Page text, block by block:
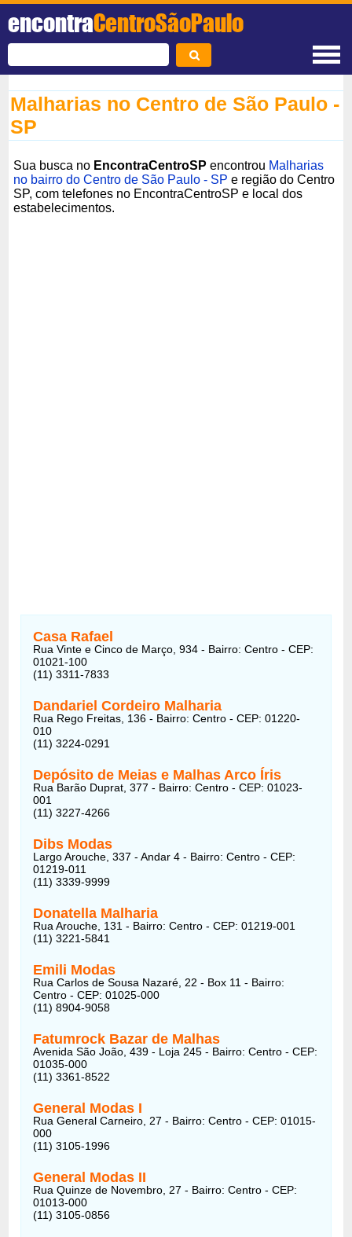
encontraCentroSãoPaulo
Malharias no Centro de São Paulo -
SP
Sua busca no EncontraCentroSP encontrou Malharias
no bairro do Centro de São Paulo - SP e região do Centro
SP, com telefones no EncontraCentroSP e local dos
estabelecimentos.
Casa Rafael
Rua Vinte e Cinco de Março, 934 - Bairro: Centro - CEP:
01021-100
(11) 3311-7833
Dandariel Cordeiro Malharia
Rua Rego Freitas, 136 - Bairro: Centro - CEP: 01220-
010
(11) 3224-0291
Depósito de Meias e Malhas Arco Íris
Rua Barão Duprat, 377 - Bairro: Centro - CEP: 01023-
001
(11) 3227-4266
Dibs Modas
Largo Arouche, 337 - Andar 4 - Bairro: Centro - CEP:
01219-011
(11) 3339-9999
Donatella Malharia
Rua Arouche, 131 - Bairro: Centro - CEP: 01219-001
(11) 3221-5841
Emili Modas
Rua Carlos de Sousa Nazaré, 22 - Box 11 - Bairro:
Centro - CEP: 01025-000
(11) 8904-9058
Fatumrock Bazarde Malhas
Avenida São João, 439 - Loja 245 - Bairro: Centro - CEP:
01035-000
(11) 3361-8522
General Modas I
Rua General Carneiro, 27 - Bairro: Centro - CEP: 01015-
000
(11) 3105-1996
General Modas II
Rua Quinze de Novembro, 27 - Bairro: Centro - CEP:
01013-000
(11) 3105-0856